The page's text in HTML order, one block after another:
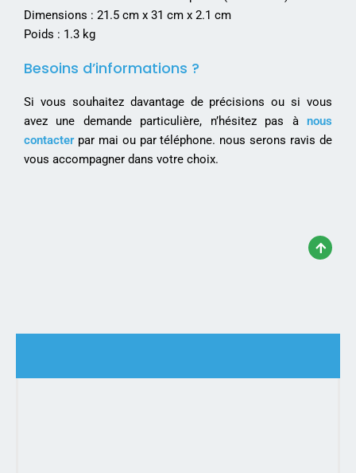
Dimensions : 21.5 cm x 31 cm x 2.1 cm
Poids : 1.3 kg
Besoins d’informations ?
Si vous souhaitez davantage de précisions ou si vous
avez une demande particulière, n’hésitez pas à nous
contacterpar mai ou par téléphone. nous serons ravis de
vous accompagner dans votre choix.